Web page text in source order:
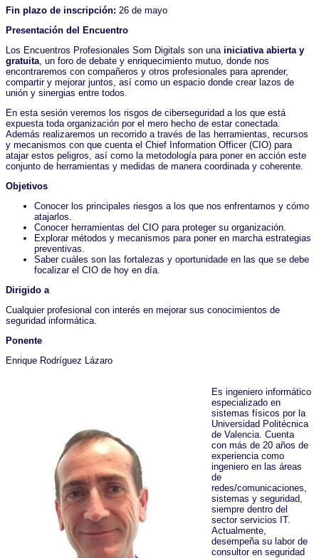
Fin plazo de inscripción: 26 de mayo
Presentación del Encuentro
Los Encuentros Profesionales Som Digitals son una iniciativa abierta y
gratuita, un foro de debate y enriquecimiento mutuo, donde nos
encontraremos con compañeros y otros profesionales para aprender,
compartir y mejorar juntos, así como un espacio donde crear lazos de
unión y sinergias entre todos.
En esta sesión veremos los risgos de ciberseguridad a los que está
expuesta toda organización por el mero hecho de estar conectada.
Además realizaremos un recorrido a través de las herramientas, recursos
y mecanismos con que cuenta el Chief Information Officer (CIO) para
atajar estos peligros, así como la metodología para poner en acción este
conjunto de herramientas y medidas de manera coordinada y coherente.
Objetivos
Conocer los principales riesgos a los que nos enfrentamos y cómo
atajarlos.
Conocer herramientas del CIO para proteger su organización.
Explorar métodos y mecanismos para poner en marcha estrategias
preventivas.
Saber cuáles son las fortalezas y oportunidade en las que se debe
focalizar el CIO de hoy en día.
Dirigido a
Cualquier profesional con interés en mejorar sus conocimientos de
seguridad informática.
Ponente
Enrique Rodríguez Lázaro
Es ingeniero informático
especializado en
sistemas físicos por la
Universidad Politécnica
de Valencia. Cuenta
con más de 20 años de
experiencia como
ingeniero en las áreas
de
redes/comunicaciones,
sistemas y seguridad,
siempre dentro del
sector servicios IT.
Actualmente,
desempeña su labor de
consultor en seguridad